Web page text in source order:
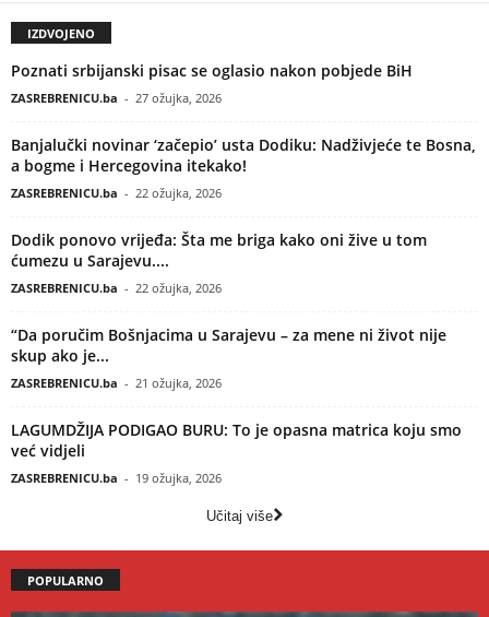
IZDVOJENO
Poznati srbijanski pisac se oglasio nakon pobjede BiH
ZASREBRENICU.ba - 27 ožujka, 2026
Banjalučki novinar ‘začepio’ usta Dodiku: Nadživjeće te Bosna,
a bogme i Hercegovina itekako!
ZASREBRENICU.ba - 22 ožujka, 2026
Dodik ponovo vrijeđa: Šta me briga kako oni žive u tom
ćumezu u Sarajevu....
ZASREBRENICU.ba - 22 ožujka, 2026
“Da poručim Bošnjacima u Sarajevu – za mene ni život nije
skup ako je...
ZASREBRENICU.ba - 21 ožujka, 2026
LAGUMDŽIJA PODIGAO BURU: To je opasna matrica koju smo
već vidjeli
ZASREBRENICU.ba - 19 ožujka, 2026
Učitaj više
POPULARNO